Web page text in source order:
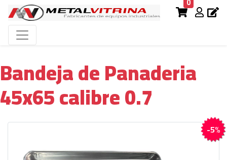
Bandeja de Panaderia
45x65 calibre 0.7
-5%